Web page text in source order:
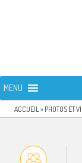
MENU
ACCUEIL » PHOTOS ET